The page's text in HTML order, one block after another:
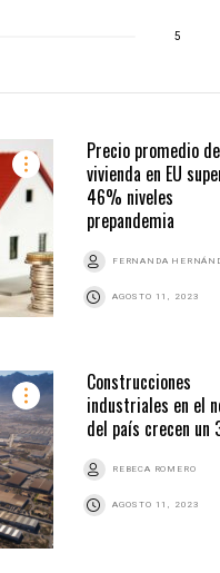
5
Precio promedio de
vivienda en EU
46% niveles
prepandemia
FERNANDA
AGOSTO 11, 2023
Construcciones
industriales en el
del país crecen un
REBECA ROMERO
AGOSTO 11, 2023